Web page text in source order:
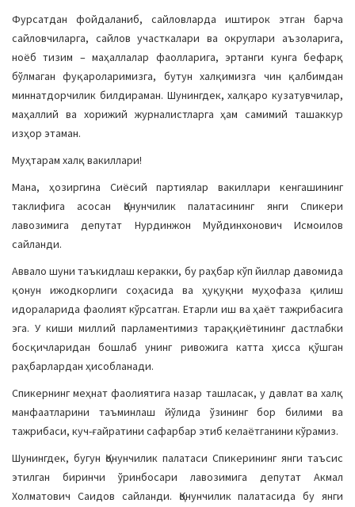
Фурсатдан фойдаланиб, сайловларда иштирок этган барча
сайловчиларга, сайлов участкалари ва округлари аъзоларига,
ноёб тизим – маҳаллалар фаолларига, эртанги кунга бефарқ
бўлмаган фуқароларимизга, бутун халқимизга чин қалбимдан
миннатдорчилик билдираман. Шунингдек, халқаро кузатувчилар,
маҳаллий ва хорижий журналистларга ҳам самимий ташаккур
изҳор этаман.
Муҳтарам халқ вакиллари!
Мана, ҳозиргина Сиёсий партиялар вакиллари кенгашининг
таклифига асосан Қонунчилик палатасининг янги Спикери
лавозимига депутат Нурдинжон Муйдинхонович Исмоилов
сайланди.
Аввало шуни таъкидлаш керакки, бу раҳбар кўп йиллар давомида
қонун ижодкорлиги соҳасида ва ҳуқуқни муҳофаза қилиш
идораларида фаолият кўрсатган. Етарли иш ва ҳаёт тажрибасига
эга. У киши миллий парламентимиз тараққиётининг дастлабки
босқичларидан бошлаб унинг ривожига катта ҳисса қўшган
раҳбарлардан ҳисобланади.
Спикернинг меҳнат фаолиятига назар ташласак, у давлат ва халқ
манфаатларини таъминлаш йўлида ўзининг бор билими ва
тажрибаси, куч-ғайратини сафарбар этиб келаётганини кўрамиз.
Шунингдек, бугун Қонунчилик палатаси Спикерининг янги таъсис
этилган биринчи ўринбосари лавозимига депутат Акмал
Холматович Саидов сайланди. Қонунчилик палатасида бу янги